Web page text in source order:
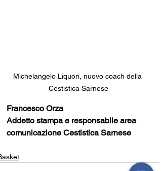
Michelangelo Liquori, nuovo coach della
Cestistica Sarnese
Francesco Orza
Addetto stampa e responsabile area
comunicazione Cestistica Sarnese